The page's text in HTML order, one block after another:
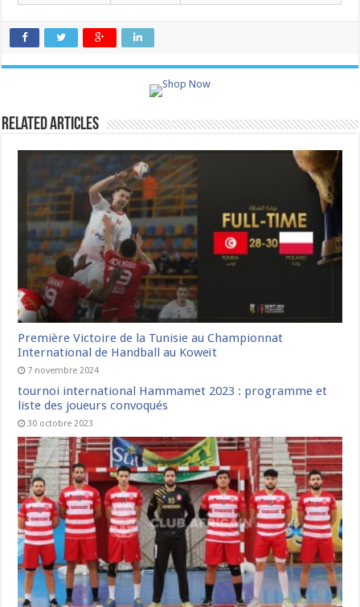
Related Articles
Première Victoire de la Tunisie au Championnat
International de Handball au Koweït
7 novembre 2024
tournoi international Hammamet 2023 : programme et
liste des joueurs convoqués
30 octobre 2023